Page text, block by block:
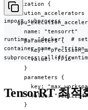
optimization {
execution_accelerators
      name: "tensorrt"
      parameters {
key:
        value: "FP16"
      }
      parameters {
key:
value:
      }
import subprocess
runtime = "docker"  # set
container_name =
TensorRT 최적